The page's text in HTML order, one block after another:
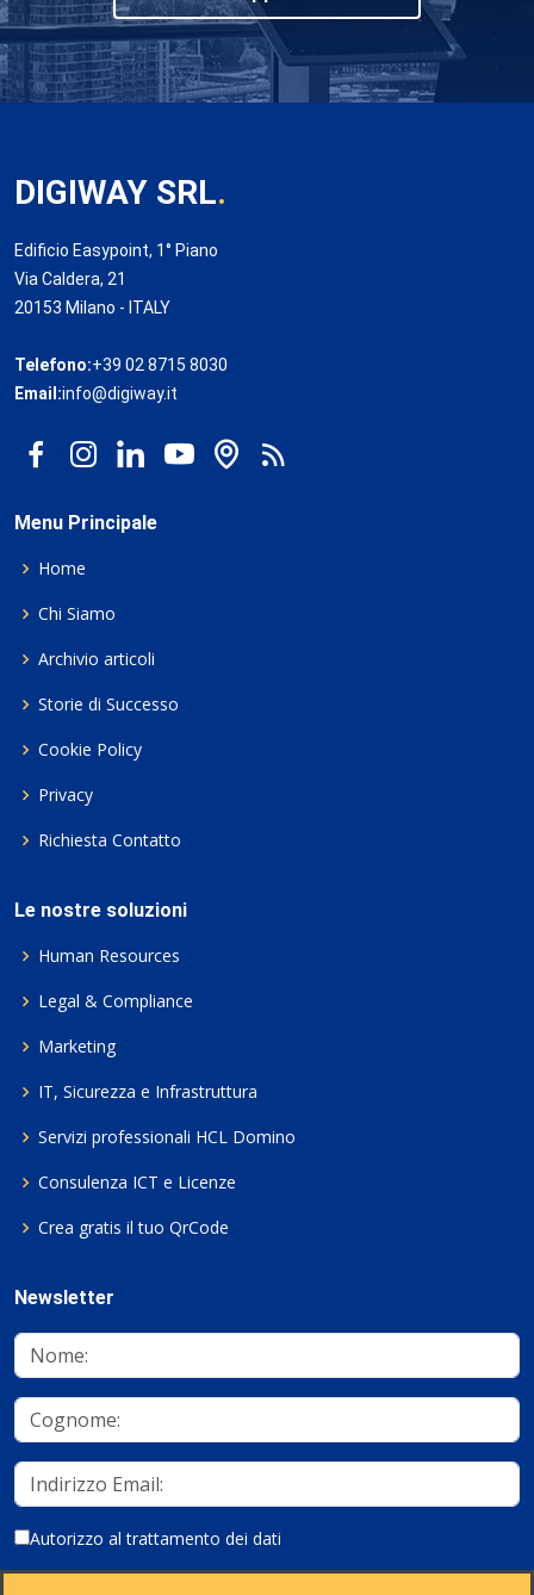
DIGIWAY SRL.
Edificio Easypoint, 1° Piano
Via Caldera, 21
20153 Milano - ITALY
Telefono:+39 02 8715 8030
Email:info@digiway.it
Menu Principale
Home
Chi Siamo
Archivio articoli
Storie di Successo
Cookie Policy
Privacy
Richiesta Contatto
Le nostre soluzioni
Human Resources
Legal & Compliance
Marketing
IT, Sicurezza e Infrastruttura
Servizi professionali HCL Domino
Consulenza ICT e Licenze
Crea gratis il tuo QrCode
Newsletter
Autorizzo al trattamento dei dati